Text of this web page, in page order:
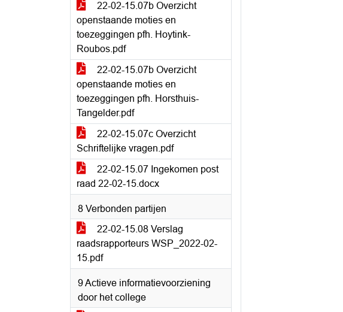
22-02-15.07b Overzicht
openstaande moties en
toezeggingen pfh. Hoytink-
Roubos.pdf
22-02-15.07b Overzicht
openstaande moties en
toezeggingen pfh. Horsthuis-
Tangelder.pdf
22-02-15.07c Overzicht
Schriftelijke vragen.pdf
22-02-15.07 Ingekomen post
raad 22-02-15.docx
8 Verbonden partijen
22-02-15.08 Verslag
raadsrapporteurs WSP_2022-02-
15.pdf
9 Actieve informatievoorziening
door het college